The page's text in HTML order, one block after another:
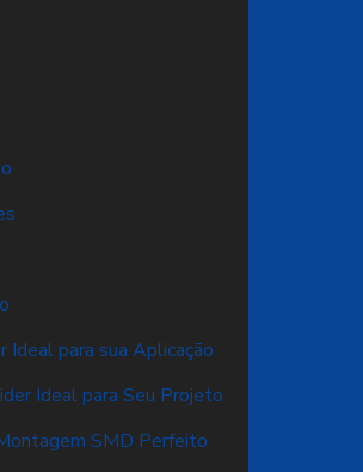
Ideal para sua Aplicação
Ideal para Seu Projeto
SMD Perfeito